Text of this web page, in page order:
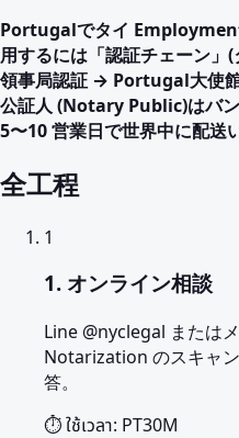
Portugalでタイ
用するには「認証チェーン
領事局認証 → Portugal大使
公証人 (Notary Public)はバン
5〜10 営業日で世界中に配送
全工程
1
1. オンライン相談
Line @nyclegal または
Notarization のスキャ
答。
⏱️ ใช้เวลา: PT30M